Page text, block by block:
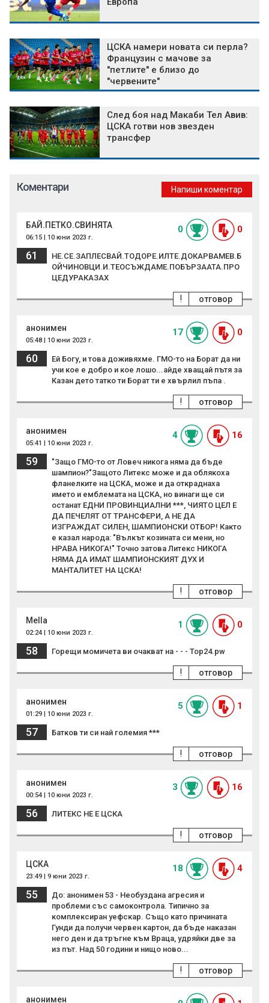
ЦСКА намери новата си перла?
Французин с мачове за
"петлите" е близо до
"червените"
След боя над Макаби Тел Авив:
ЦСКА готви нов звезден
трансфер
Коментари Напиши коментар
БАЙ.ПЕТКО.СВИНЯТА
06:15 | 10 юни 2023 г.
0 0
61
НЕ.СЕ.ЗАПЛЕСВАЙ.ТОДОРЕ.ИЛТЕ.ДОКАРВАМЕВ.Б
ОЙЧИНОВЦИ.И.ТЕОСЪЖДАМЕ.ПОБЪРЗААТА.ПРО
ЦЕДУРАКАЗАХ
отговор
!
анонимен
05:48 | 10 юни 2023 г.
17 0
60
Ей Богу, и това доживяхме. ГМО-то на Борат да ни
учи кое е добро и кое лошо...айде хващай пътя за
Казан дето татко ти Борат ти е хвърлил пъпа .
отговор
!
анонимен
05:41 | 10 юни 2023 г.
4 16
59
"Защо ГМО-то от Ловеч никога няма да бъде
шампион?"Защото Литекс може и да облякоха
фланелките на ЦСКА, може и да откраднаха
името и емблемата на ЦСКА, но винаги ще си
останат ЕДНИ ПРОВИНЦИАЛНИ ***, ЧИЯТО ЦЕЛ Е
ДА ПЕЧЕЛЯТ ОТ ТРАНСФЕРИ, А НЕ ДА
ИЗГРАЖДАТ СИЛЕН, ШАМПИОНСКИ ОТБОР! Както
е казал народа: "Вълкът козината си мени, но
НРАВА НИКОГА!" Точно затова Литекс НИКОГА
НЯМА ДА ИМАТ ШАМПИОНСКИЯТ ДУХ И
МАНТАЛИТЕТ НА ЦСКА!
отговор
!
Mella
02:24 | 10 юни 2023 г.
1 0
58 Горещи момичета ви очакват на - - - Top24.pw
отговор
!
анонимен
01:29 | 10 юни 2023 г.
5 1
57 Батков ти си най големия ***
отговор
!
анонимен
00:54 | 10 юни 2023 г.
3 16
56 ЛИТЕКС НЕ Е ЦСКА
отговор
!
ЦСКА
23:49 | 9 юни 2023 г.
18 4
55
До: анонимен 53 - Необуздана агресия и
проблеми със самоконтрола. Типично за
комплексиран уефскар. Също като причината
Гунди да получи червен картон, да бъде наказан
него ден и да тръгне към Враца, удряйки две за
из път. Над 50 години и нищо ново...
отговор
!
анонимен